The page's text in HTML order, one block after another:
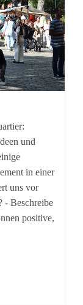
und
in einer
uns vor
- Beschreibe
positive,